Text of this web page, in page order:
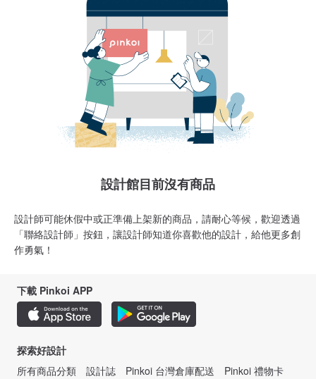
設計館目前沒有商品
設計師可能休假中或正準備上架新的商品，請耐心等候，歡迎透過
「聯絡設計師」按鈕，讓設計師知道你喜歡他的設計，給他更多創
作勇氣！
下載 Pinkoi APP
探索好設計
所有商品分類
設計誌 Pinkoi 台灣倉庫配送
Pinkoi 禮物卡